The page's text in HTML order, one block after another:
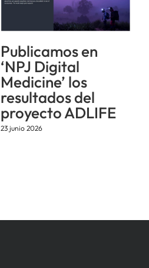
Publicamos en
‘NPJ Digital
Medicine’ los
resultados del
proyecto ADLIFE
23 junio 2026